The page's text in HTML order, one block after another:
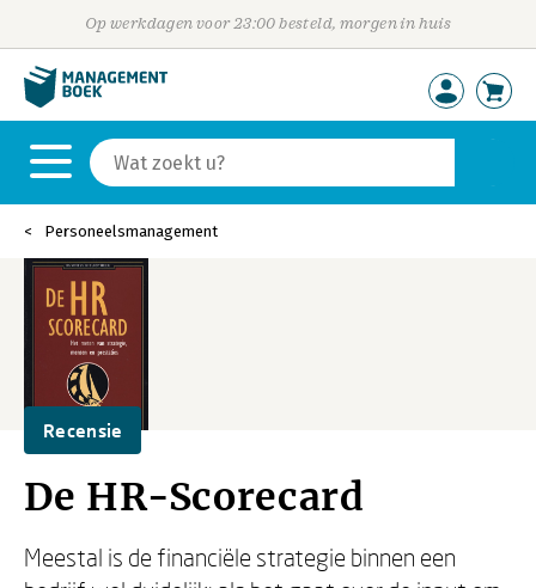
Op werkdagen voor 23:00 besteld, morgen in huis
Personeelsmanagement
Recensie
De HR-Scorecard
Meestal is de financiële strategie binnen een